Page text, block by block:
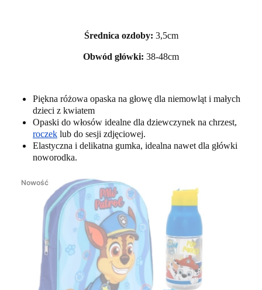
Średnica ozdoby: 3,5cm
Obwód główki: 38-48cm
Piękna różowa opaska na głowę dla niemowląt i małych
dzieci z kwiatem
Opaski do włosów idealne dla dziewczynek na chrzest,
roczek lub do sesji zdjęciowej.
Elastyczna i delikatna gumka, idealna nawet dla główki
noworodka.
Nowość